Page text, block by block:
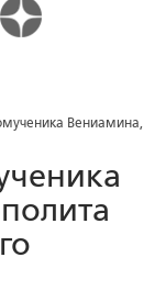
Вениамина,